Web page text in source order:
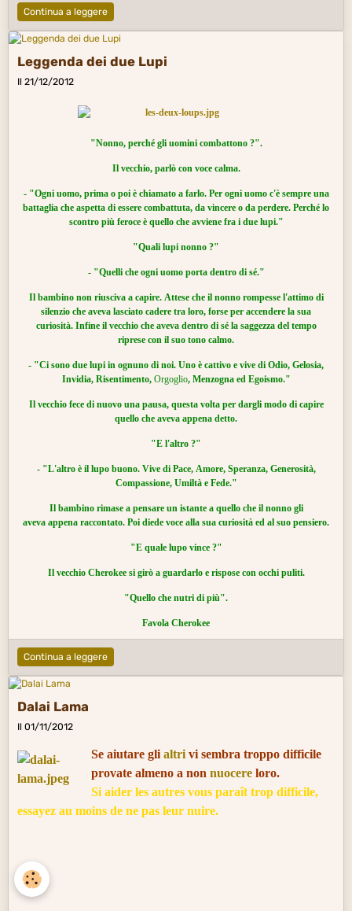
Continua a leggere
Leggenda dei due Lupi
Il 21/12/2012
"Nonno, perché gli uomini combattono ?".
Il vecchio, parlò con voce calma.
- "Ogni uomo, prima o poi è chiamato a farlo. Per ogni uomo c'è sempre una
battaglia che aspetta di essere combattuta, da vincere o da perdere. Perché lo
scontro più feroce è quello che avviene fra i due lupi."
"Quali lupi nonno ?"
- "Quelli che ogni uomo porta dentro di sé."
Il bambino non riusciva a capire. Attese che il nonno rompesse l'attimo di
silenzio che aveva lasciato cadere tra loro, forse per accendere la sua
curiosità. Infine il vecchio che aveva dentro di sé la saggezza del tempo
riprese con il suo tono calmo.
- "Ci sono due lupi in ognuno di noi. Uno è cattivo e vive di Odio, Gelosia,
Invidia, Risentimento, Orgoglio, Menzognaed Egoismo."
Il vecchio fece di nuovo una pausa, questa volta per dargli modo di capire
quello che aveva appena detto.
"E l'altro ?"
- "L'altro è il lupo buono. Vive di Pace, Amore, Speranza, Generosità,
Compassione, Umiltà e Fede."
Il bambino rimase a pensare un istante a quello che il nonno gli
aveva appena raccontato. Poi diede voce alla sua curiosità ed al suo pensiero.
"E quale lupo vince ?"
Il vecchio Cherokee si girò a guardarlo e rispose con occhi puliti.
"Quello che nutri di più".
Favola Cherokee
Continua a leggere
Dalai Lama
Il 01/11/2012
Se aiutare gli altri vi sembra troppo difficile
provate almeno a non nuocereloro.
Si aider les autres vous paraît trop difficile,
essayez au moins de ne pas leur nuire.